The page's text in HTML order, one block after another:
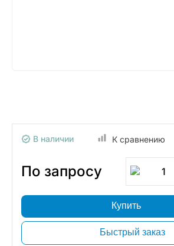
В наличии К сравнению
По запросу 1
Купить
Быстрый заказ